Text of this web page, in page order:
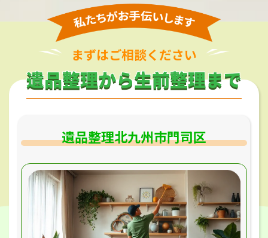
まずはご相談ください
遺品整理から生前整理まで
遺品整理から生前整理まで
遺品整理北九州市門司区